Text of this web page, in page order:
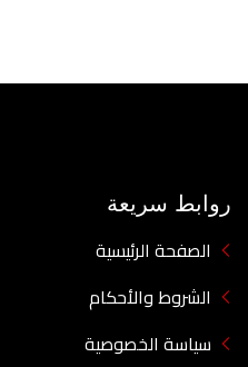
روابط سريعة
الصفحة الرئيسية
الشروط والأحكام
سياسة الخصوصية